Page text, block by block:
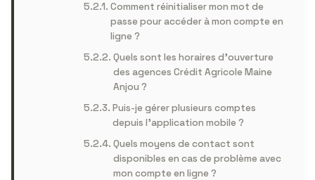
Comment réinitialiser mon mot de
passe pour accéder à mon compte en
ligne ?
Quels sont les horaires d’ouverture
des agences Crédit Agricole Maine
Anjou ?
Puis-je gérer plusieurs comptes
depuis l’application mobile ?
Quels moyens de contact sont
disponibles en cas de problème avec
mon compte en ligne ?